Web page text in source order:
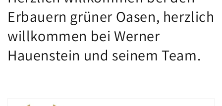
Erbauern grüner Oasen, herzlich
willkommen bei Werner
Hauenstein und seinem Team.